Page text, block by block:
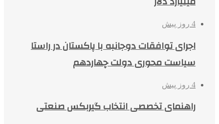
4 روز پیش
اجرای توافقات دوجانبه با پاکستان در راستا
سیاست محوری دولت چهاردهم
4 روز پیش
راهنمای تخصصی انتخاب گیربکس صنعتی